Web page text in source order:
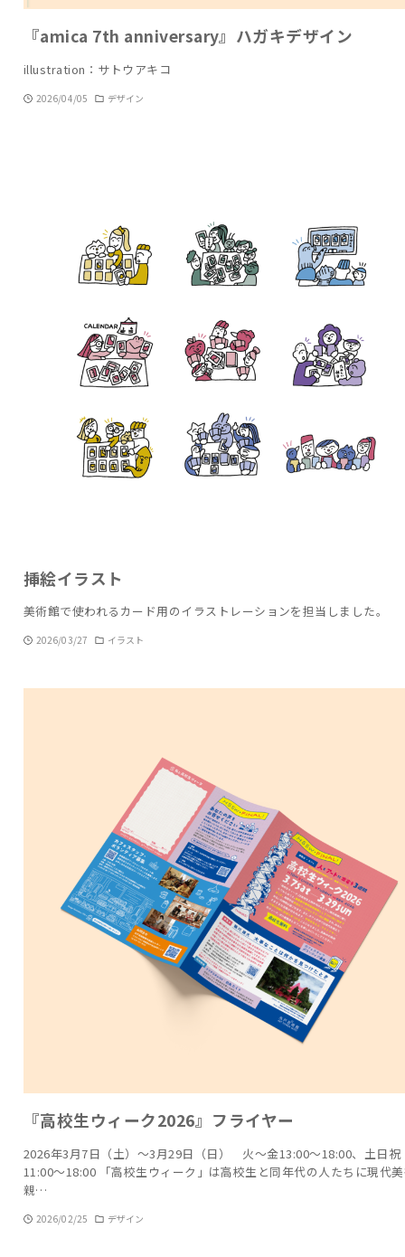
『amica 7th anniversary』ハガキデザイン
illustration：サトウアキコ
2026/04/05 デザイン
挿絵イラスト
美術館で使われるカード用のイラストレーションを担当しました。
2026/03/27 イラスト
『高校生ウィーク2026』フライヤー
2026年3月7日（土）～3月29日（日） 火～金13:00～18:00、土日祝
11:00～18:00 「高校生ウィーク」は高校生と同年代の人たちに現代
親…
2026/02/25 デザイン